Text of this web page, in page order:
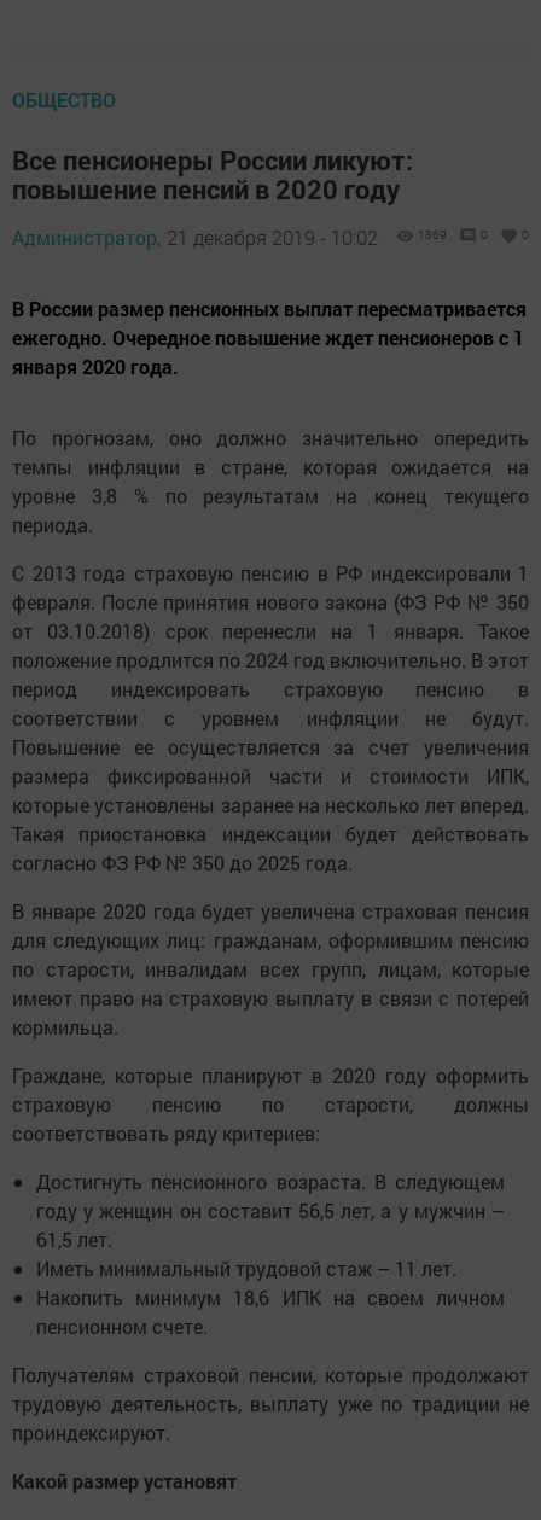
ОБЩЕСТВО
Все пенсионеры России ликуют:
повышение пенсий в 2020 году
Администратор, 21 декабря 2019 - 10:02 1869 0 0
В России размер пенсионных выплат пересматривается
ежегодно. Очередное повышение ждет пенсионеров с 1
января 2020 года.
По прогнозам, оно должно значительно опередить
темпы инфляции в стране, которая ожидается на
уровне 3,8 % по результатам на конец текущего
периода.
С 2013 года страховую пенсию в РФ индексировали 1
февраля. После принятия нового закона (ФЗ РФ № 350
от 03.10.2018) срок перенесли на 1 января. Такое
положение продлится по 2024 год включительно. В этот
период индексировать страховую пенсию в
соответствии с уровнем инфляции не будут.
Повышение ее осуществляется за счет увеличения
размера фиксированной части и стоимости ИПК,
которые установлены заранее на несколько лет вперед.
Такая приостановка индексации будет действовать
согласно ФЗ РФ № 350 до 2025 года.
В январе 2020 года будет увеличена страховая пенсия
для следующих лиц: гражданам, оформившим пенсию
по старости, инвалидам всех групп, лицам, которые
имеют право на страховую выплату в связи с потерей
кормильца.
Граждане, которые планируют в 2020 году оформить
страховую пенсию по старости, должны
соответствовать ряду критериев:
Достигнуть пенсионного возраста. В следующем
году у женщин он составит 56,5 лет, а у мужчин –
61,5 лет.
Иметь минимальный трудовой стаж – 11 лет.
Накопить минимум 18,6 ИПК на своем личном
пенсионном счете.
Получателям страховой пенсии, которые продолжают
трудовую деятельность, выплату уже по традиции не
проиндексируют.
Какой размер установят